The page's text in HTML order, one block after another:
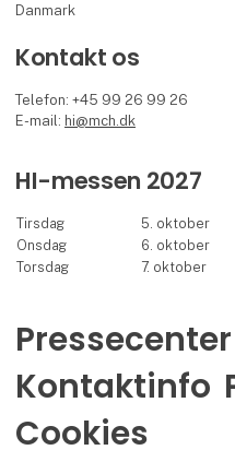
Danmark
Kontakt os
Telefon: +45 99 26 99 26
E-mail: hi@mch.dk
HI-messen 2027
Tirsdag 5. oktober
Onsdag
6. oktober
Torsdag
7. oktober
Pressecenter
Kontaktinfo
Cookies